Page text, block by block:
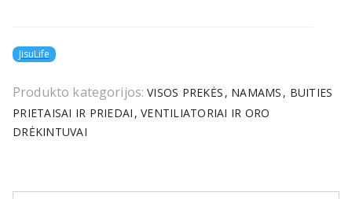
JisuLife
Produkto kategorijos: VISOS PREKĖS NAMAMS BUITIES
PRIETAISAI IR PRIEDAI VENTILIATORIAI IR ORO
DRĖKINTUVAI